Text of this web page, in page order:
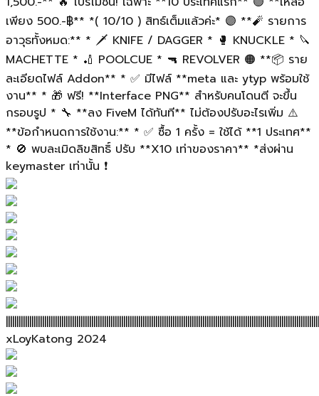
เพียง 500.-฿** *( 10/10 ) สิทธ์เต็มแล้วค่ะ* 🟣 **🧨 รายการ
อาวุธทั้งหมด:** * 🗡️ KNIFE / DAGGER * 🥊 KNUCKLE * 🔪
MACHETTE * 🏏 POOLCUE * 🔫 REVOLVER 🟠 **📦 ราย
ละเอียดไฟล์ Addon** * ✅ มีไฟล์ **meta และ ytyp พร้อมใช้
งาน** * 🎁 ฟรี! **Interface PNG** สำหรับคนโดนตี จะขึ้น
กรอบรูป * 🔧 **ลง FiveM ได้ทันที** ไม่ต้องปรับอะไรเพิ่ม ⚠️
**ข้อกำหนดการใช้งาน:** * ✅ ซื้อ 1 ครั้ง = ใช้ได้ **1 ประเทศ**
* 🚫 พบละเมิดลิขสิทธิ์ ปรับ **X10 เท่าของราคา** *ส่งผ่าน
keymaster เท่านั้น ❗
xLoyKatong 2024